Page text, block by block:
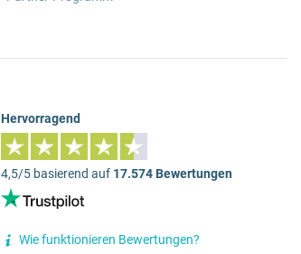
Hervorragend
4,5/5 basierend auf 17.574 Bewertungen
Wie funktionieren Bewertungen?